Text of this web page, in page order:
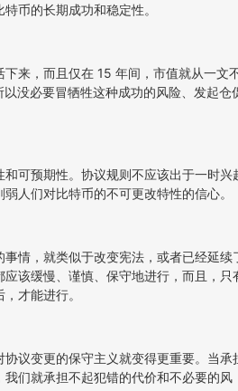
币的长期成功和稳定性。
来，而且仅在 15 年间，市值就从一文
没必要冒牺牲这种成功的风险、发起仓
可预期性。协议规则不应该出于一时兴
人们对比特币的不可更改特性的信心。
情，就类似于改变宪法，或者已经延续
应该缓慢、谨慎、保守地进行，而且，只
才能进行。
议变更的保守主义就变得更重要。当承
我们就承担不起犯错的代价和不必要的风